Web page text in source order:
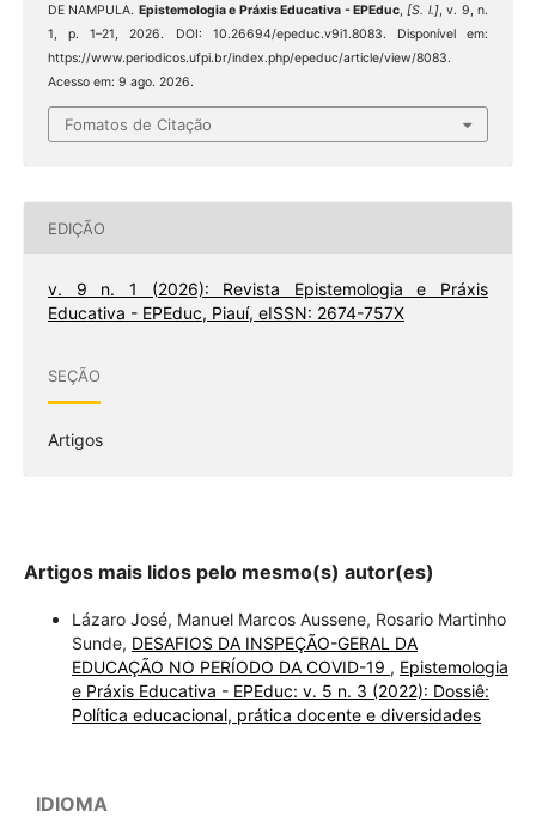
DE NAMPULA. Epistemologia e Práxis Educativa - EPEduc, [S. l.], v. 9, n.
1, p. 1–21, 2026. DOI: 10.26694/epeduc.v9i1.8083. Disponível em:
https://www.periodicos.ufpi.br/index.php/epeduc/article/view/8083.
Acesso em: 9 ago. 2026.
Fomatos de Citação
EDIÇÃO
v. 9 n. 1 (2026): Revista Epistemologia e Práxis
Educativa - EPEduc, Piauí, eISSN: 2674-757X
SEÇÃO
Artigos
Artigos mais lidos pelo mesmo(s) autor(es)
Lázaro José, Manuel Marcos Aussene, Rosario Martinho
Sunde, DESAFIOS DA INSPEÇÃO-GERAL DA
EDUCAÇÃO NO PERÍODO DA COVID-19 , Epistemologia
e Práxis Educativa - EPEduc: v. 5 n. 3 (2022): Dossiê:
Política educacional, prática docente e diversidades
IDIOMA